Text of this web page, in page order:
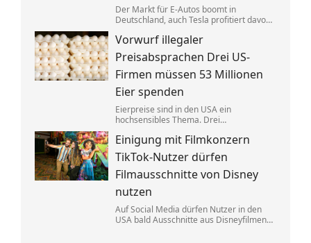
Der Markt für E-Autos boomt in
Deutschland, auch Tesla profitiert davon.
geführte Konzern jedoch nicht zurück.
Eine exklusive Studie erklärt, warum.
Vorwurf illegaler
Preisabsprachen Drei US-
Firmen müssen 53 Millionen
Eier spenden
Eierpreise sind in den USA ein
hochsensibles Thema. Drei
sich dabei illegalerweise abgesprochen
zu haben. Sie einigten sich mit der Justiz –
und liefern jetzt im großen Stil.
Einigung mit Filmkonzern
TikTok-Nutzer dürfen
Filmausschnitte von Disney
nutzen
Auf Social Media dürfen Nutzer in den
USA bald Ausschnitte aus Disneyfilmen